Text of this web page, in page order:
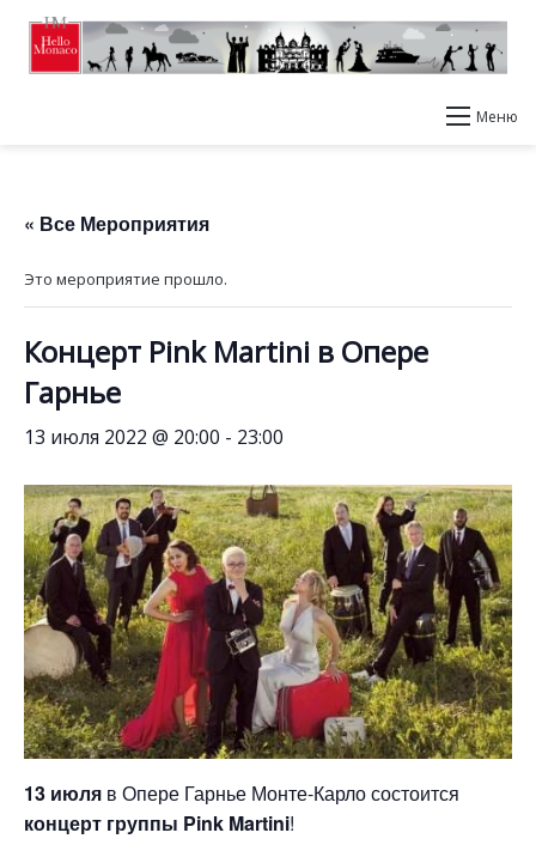
Меню
« Все Мероприятия
Это мероприятие прошло.
Концерт Pink Martini в Опере
Гарнье
13 июля 2022 @ 20:00 - 23:00
13 июля в Опере Гарнье Монте-Карло состоится
концерт группы Pink Martini!